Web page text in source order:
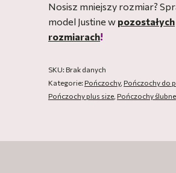
Nosisz mniejszy rozmiar?
model Justine w pozostałych
rozmiarach!
SKU: Brak danych
Kategorie: Pończochy, Pończochy do
Pończochy plus size, Pończochy ślubne